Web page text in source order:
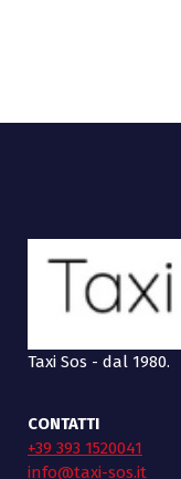
Taxi Sos - dal 1980.
CONTATTI
+39 393 1520041
info@taxi-sos.it